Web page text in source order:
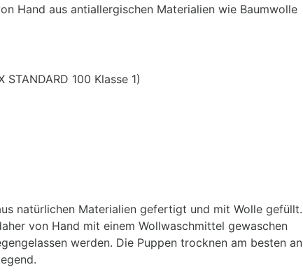
Hand aus antiallergischen Materialien wie Baumwolle
STANDARD 100 Klasse 1)
natürlichen Materialien gefertigt und mit Wolle gefüllt.
von Hand mit einem Wollwaschmittel gewaschen
werden. Die Puppen trocknen am besten an